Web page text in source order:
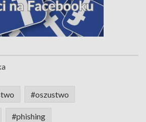
#oszustwo
#phishing